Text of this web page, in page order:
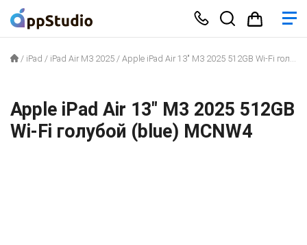
/ iPad / iPad Air M3 2025 / Apple iPad Air 13″ M3 2025 512GB Wi-Fi голубой (blue) MCNW4
Apple iPad Air 13″ M3 2025 512GB
Wi-Fi голубой (blue) MCNW4